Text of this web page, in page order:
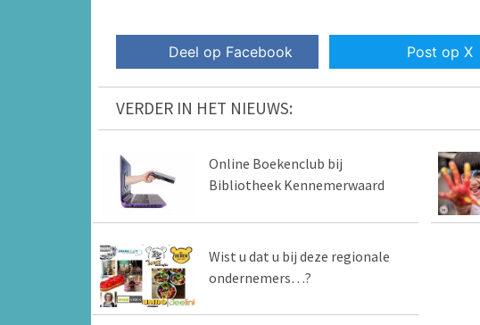
Deel op Facebook Post op X
VERDER IN HET NIEUWS:
Online Boekenclub bij
Bibliotheek Kennemerwaard
Wist u dat u bij deze regionale
ondernemers…?